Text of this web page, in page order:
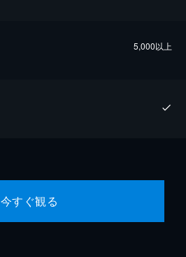
5,000以上
今すぐ観る